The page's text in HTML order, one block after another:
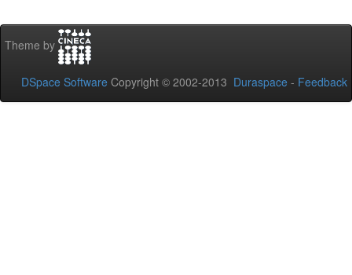
Theme by
DSpace Software Copyright © 2002-2013 Duraspace - Feedback